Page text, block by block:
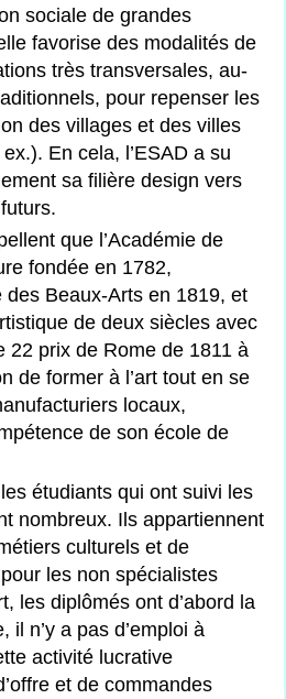
sociale de grandes
favorise des modalités de
très transversales, au-
pour repenser les
des villages et des villes
En cela, l’ESAD a su
sa filière design vers
que l’Académie de
fondée en 1782,
Beaux-Arts en 1819, et
de deux siècles avec
22 prix de Rome de 1811 à
de former à l’art tout en se
locaux,
de son école de
étudiants qui ont suivi les
nombreux. Ils appartiennent
culturels et de
les non spécialistes
les diplômés ont d’abord la
il n’y a pas d’emploi à
activité lucrative
et de commandes